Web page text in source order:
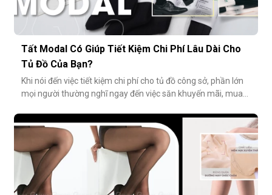
Tất Modal Có Giúp Tiết Kiệm Chi Phí Lâu Dài Cho
Tủ Đồ Của Bạn?
Khi nói đến việc tiết kiệm chi phí cho tủ đồ công sở, phần lớn
mọi người thường nghĩ ngay đến việc săn khuyến mãi, mua
cách tiết kiệm bền vững và tinh tế hơn rất nhiều: đầu tư vào
chất lượng từ những món nhỏ nhất. Cụ thể hơn, tất modal
không chỉ